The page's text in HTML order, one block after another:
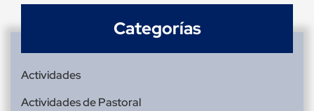
Categorías
Actividades
Actividades de Pastoral